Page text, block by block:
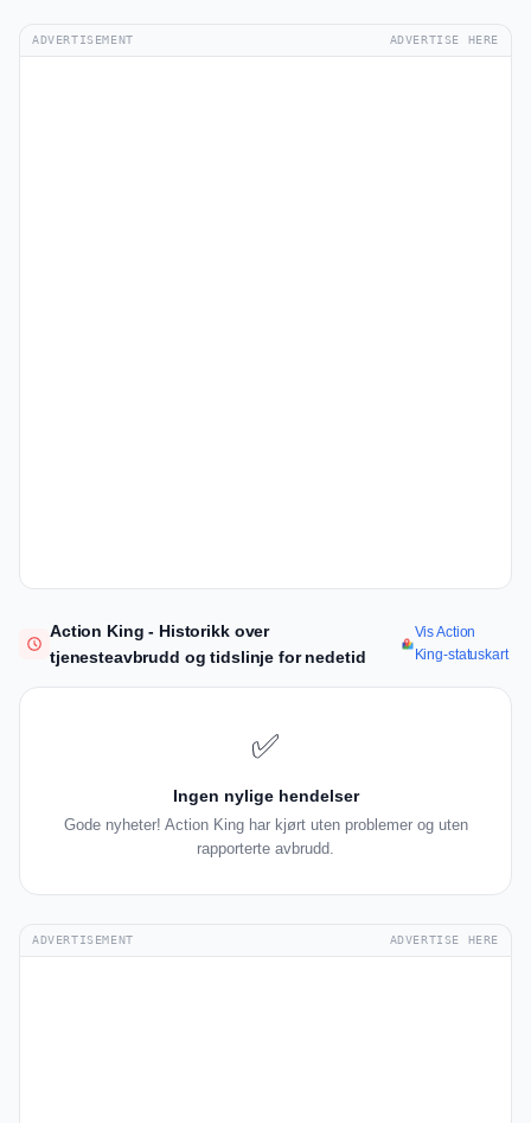
ADVERTISEMENT ADVERTISE HERE
Action King - Historikk over
tjenesteavbrudd og tidslinje for nedetid
Vis Action
King-statuskart
✅
Ingen nylige hendelser
Gode nyheter! Action King har kjørt uten problemer og uten
rapporterte avbrudd.
ADVERTISEMENT ADVERTISE HERE